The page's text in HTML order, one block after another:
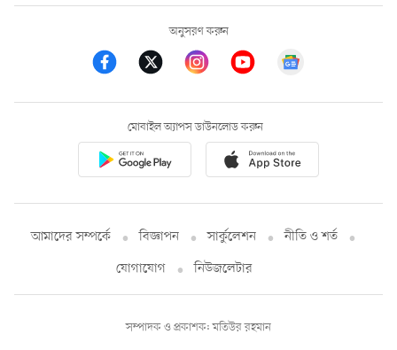
অনুসরণ করুন
মোবাইল অ্যাপস ডাউনলোড করুন
আমাদের সম্পর্কে বিজ্ঞাপন সার্কুলেশন
নীতি ও শর্ত
যোগাযোগ
নিউজলেটার
সম্পাদক ও প্রকাশক: মতিউর রহমান